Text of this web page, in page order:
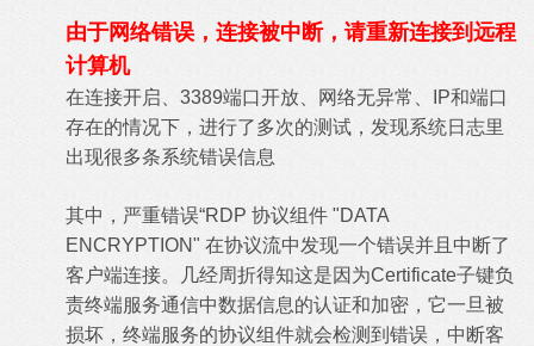
由于网络错误，连接被中断，请重新连接到远程
计算机
在连接开启、3389端口开放、网络无异常、IP和端口
存在的情况下，进行了多次的测试，发现系统日志里
出现很多条系统错误信息
其中，严重错误“RDP 协议组件 "DATA
ENCRYPTION" 在协议流中发现一个错误并且中断了
客户端连接。几经周折得知这是因为Certificate子键负
责终端服务通信中数据信息的认证和加密，它一旦被
损坏，终端服务的协议组件就会检测到错误，中断客